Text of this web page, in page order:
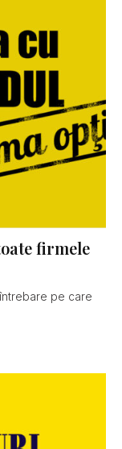
firmele
pe care